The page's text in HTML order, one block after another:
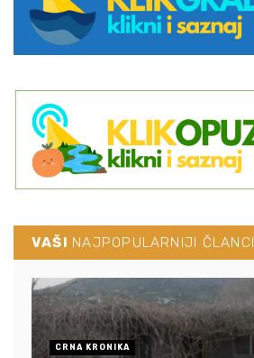
VAŠI NAJPOPULARNIJI ČLANCI
CRNA KRONIKA